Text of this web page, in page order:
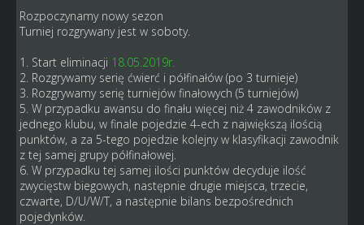
Rozpoczynamy nowy sezon
Turniej rozgrywany jest w soboty.
1. Start eliminacji 18.05.2019r.
2. Rozgrywamy serię ćwierć i półfinałów (po 3 turnieje)
3. Rozgrywamy serię turniejów finałowych (5 turniejów)
5. W przypadku awansu do finału więcej niż 4 zawodników z
jednego klubu, w finale pojedzie 4-ech z największą ilością
punktów, a za 5-tego pojedzie kolejny w klasyfikacji zawodnik
z tej samej grupy półfinałowej.
6. W przypadku tej samej ilości punktów decyduje ilość
zwycięstw biegowych, następnie drugie miejsca, trzecie,
czwarte, D/U/W/T, a następnie bilans bezpośrednich
pojedynków.